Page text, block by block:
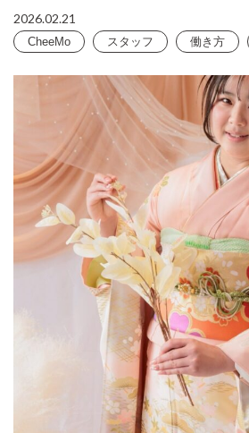
2026.02.21
CheeMo スタッフ 働き方